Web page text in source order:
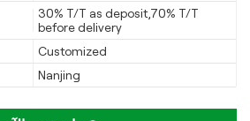
30% T/T as deposit,70% T/T
before delivery
Customized
Nanjing